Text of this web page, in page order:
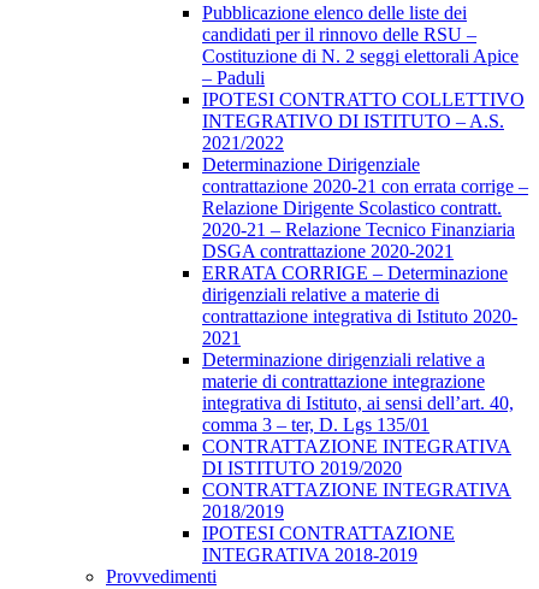
Pubblicazione elenco delle liste dei
candidati per il rinnovo delle RSU –
Costituzione di N. 2 seggi elettorali Apice
– Paduli
IPOTESI CONTRATTO COLLETTIVO
INTEGRATIVO DI ISTITUTO – A.S.
2021/2022
Determinazione Dirigenziale
contrattazione 2020-21 con errata corrige –
Relazione Dirigente Scolastico contratt.
2020-21 – Relazione Tecnico Finanziaria
DSGA contrattazione 2020-2021
ERRATA CORRIGE – Determinazione
dirigenziali relative a materie di
contrattazione integrativa di Istituto 2020-
2021
Determinazione dirigenziali relative a
materie di contrattazione integrazione
integrativa di Istituto, ai sensi dell’art. 40,
comma 3 – ter, D. Lgs 135/01
CONTRATTAZIONE INTEGRATIVA
DI ISTITUTO 2019/2020
CONTRATTAZIONE INTEGRATIVA
2018/2019
IPOTESI CONTRATTAZIONE
INTEGRATIVA 2018-2019
Provvedimenti